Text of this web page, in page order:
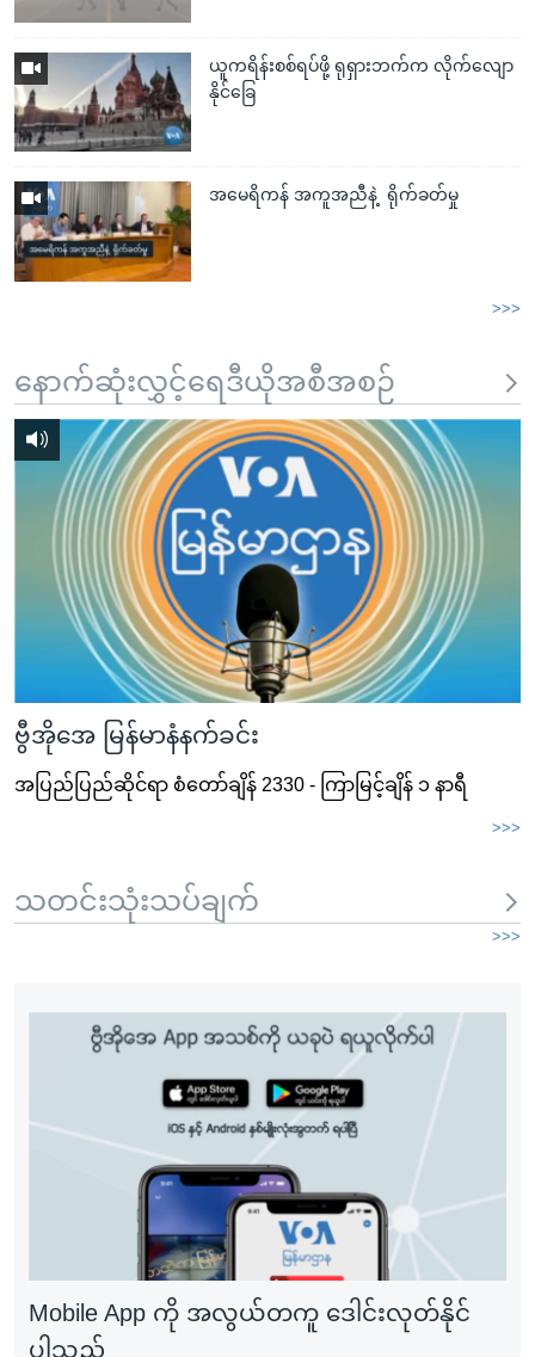
ယူကရိန်းစစ်ရပ်ဖို့ ရုရှားဘက်က လိုက်လျော
နိုင်ခြေ
အမေရိကန် အကူအညီနဲ့ ရိုက်ခတ်မှု
>>>
နောက်ဆုံးလွှင့်ရေဒီယိုအစီအစဉ်
ဗွီအိုအေ မြန်မာနံနက်ခင်း
အပြည်ပြည်ဆိုင်ရာ စံတော်ချိန် 2330 - ကြာမြင့်ချိန် ၁ နာရီ
>>>
သတင်းသုံးသပ်ချက်
>>>
Mobile App ကို အလွယ်တကူ ဒေါင်းလုတ်နိုင်
ပါသည်